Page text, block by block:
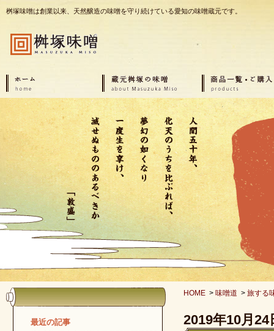
桝塚味噌は創業以来、天然醸造の味噌を守り続けている愛知の味噌蔵元です。
HOME > 味噌道 > 旅する
2019年10月24
最近の記事